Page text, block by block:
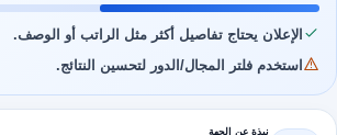
الإعلان يحتاج تفاصيل أكثر مثل الراتب أو الوصف.
استخدم فلتر المجال/الدور لتحسين النتائج.
نبذة عن الجهة